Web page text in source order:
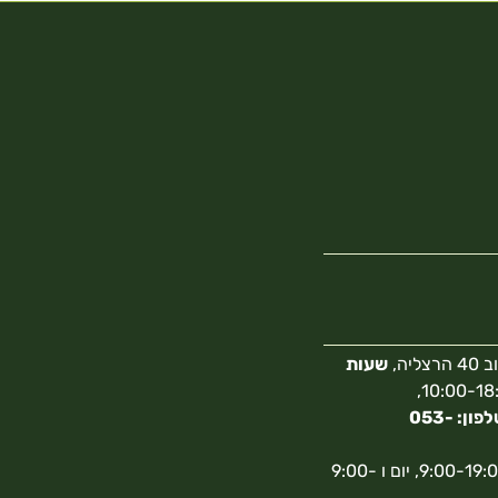
שעות
10:00-18:00,
מספר טלפון: 053-
א-ה 9:00-19:00, יום ו 9:00-